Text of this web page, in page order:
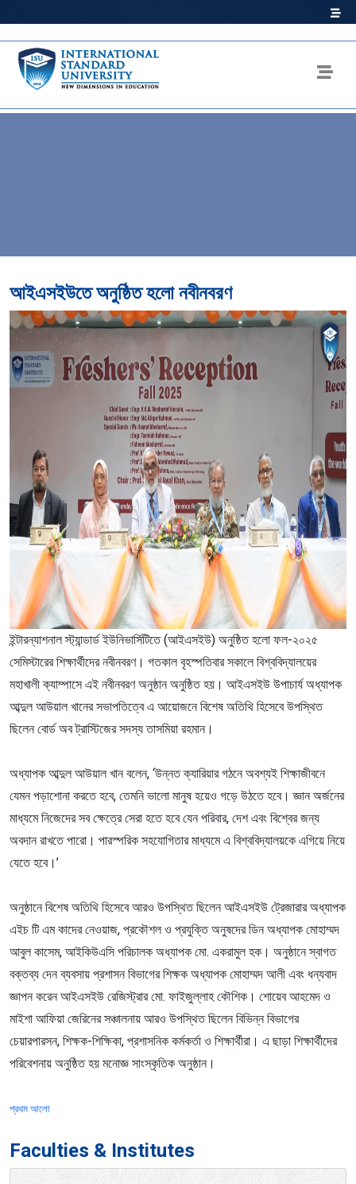
আইএসইউতে অনুষ্ঠিত হলো নবীনবরণ
ইন্টারন্যাশনাল স্ট্যান্ডার্ড ইউনিভার্সিটিতে (আইএসইউ) অনুষ্ঠিত হলো ফল-২০২৫
সেমিস্টারের শিক্ষার্থীদের নবীনবরণ। গতকাল বৃহস্পতিবার সকালে বিশ্ববিদ্যালয়ের
মহাখালী ক্যাম্পাসে এই নবীনবরণ অনুষ্ঠান অনুষ্ঠিত হয়। আইএসইউ উপাচার্য অধ্যাপক
আব্দুল আউয়াল খানের সভাপতিত্বে এ আয়োজনে বিশেষ অতিথি হিসেবে উপস্থিত
ছিলেন বোর্ড অব ট্রাস্টিজের সদস্য তাসমিয়া রহমান।
অধ্যাপক আব্দুল আউয়াল খান বলেন, ‘উন্নত ক্যারিয়ার গঠনে অবশ্যই শিক্ষাজীবনে
যেমন পড়াশোনা করতে হবে, তেমনি ভালো মানুষ হয়েও গড়ে উঠতে হবে। জ্ঞান অর্জনের
মাধ্যমে নিজেদের সব ক্ষেত্রে সেরা হতে হবে যেন পরিবার, দেশ এবং বিশ্বের জন্য
অবদান রাখতে পারো। পারস্পরিক সহযোগিতার মাধ্যমে এ বিশ্ববিদ্যালয়কে এগিয়ে নিয়ে
যেতে হবে।’
অনুষ্ঠানে বিশেষ অতিথি হিসেবে আরও উপস্থিত ছিলেন আইএসইউ ট্রেজারার অধ্যাপক
এইচ টি এম কাদের নেওয়াজ, প্রকৌশল ও প্রযুক্তি অনুষদের ডিন অধ্যাপক মোহাম্মদ
আবুল কাসেম, আইকিউএসি পরিচালক অধ্যাপক মো. একরামুল হক। অনুষ্ঠানে স্বাগত
বক্তব্য দেন ব্যবসায় প্রশাসন বিভাগের শিক্ষক অধ্যাপক মোহাম্মদ আলী এবং ধন্যবাদ
জ্ঞাপন করেন আইএসইউ রেজিস্ট্রার মো. ফাইজুল্লাহ কৌশিক। শোয়েব আহমেদ ও
মাইশা আফিয়া জেরিনের সঞ্চালনায় আরও উপস্থিত ছিলেন বিভিন্ন বিভাগের
চেয়ারপারসন, শিক্ষক-শিক্ষিকা, প্রশাসনিক কর্মকর্তা ও শিক্ষার্থীরা। এ ছাড়া শিক্ষার্থীদের
পরিবেশনায় অনুষ্ঠিত হয় মনোজ্ঞ সাংস্কৃতিক অনুষ্ঠান।
প্রথম আলো
Faculties & Institutes